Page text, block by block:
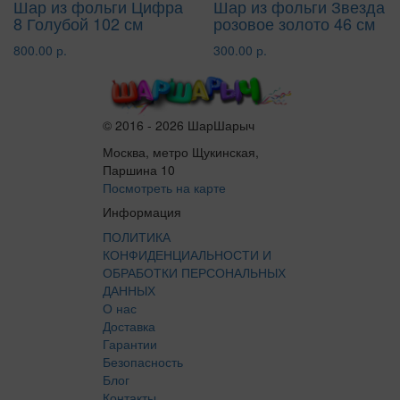
Шар из фольги Цифра
8 Голубой 102 см
800.00 р.
Шар из фольги Звезда
розовое золото 46 см
300.00 р.
© 2016 - 2026 ШарШарыч
Москва, метро Щукинская,
Паршина 10
Посмотреть на карте
Информация
ПОЛИТИКА
КОНФИДЕНЦИАЛЬНОСТИ И
ОБРАБОТКИ ПЕРСОНАЛЬНЫХ
ДАННЫХ
О нас
Доставка
Гарантии
Безопасность
Блог